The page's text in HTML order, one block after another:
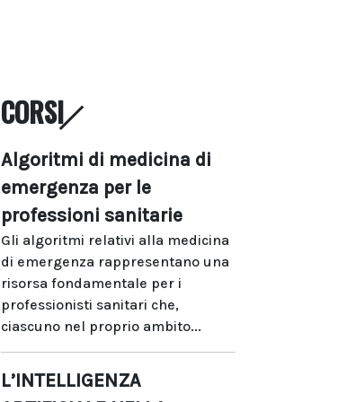
CORSI
Algoritmi di medicina di
emergenza per le
professioni sanitarie
Gli algoritmi relativi alla medicina
di emergenza rappresentano una
risorsa fondamentale per i
professionisti sanitari che,
ciascuno nel proprio ambito...
L’INTELLIGENZA